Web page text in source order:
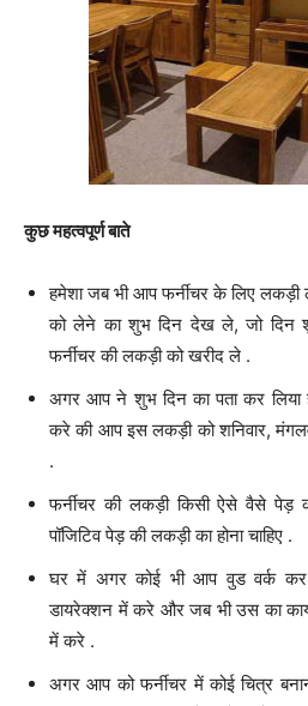
कुछ महत्वपूर्ण बाते
हमेशा जब भी आप फर्नीचर के लिए
को लेने का शुभ दिन देख ले, जो दिन
फर्नीचर की लकड़ी को खरीद ले .
अगर आप ने शुभ दिन का पता कर लिया
करे की आप इस लकड़ी को शनिवार,
.
फर्नीचर की लकड़ी किसी ऐसे वैसे पेड़
पॉजिटिव पेड़ की लकड़ी का होना चाहिए .
घर में अगर कोई भी आप वुड वर्क कर
डायरेक्शन में करे और जब भी उस का
में करे .
अगर आप को फर्नीचर में कोई चित्र